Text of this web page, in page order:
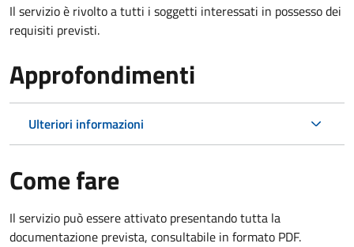
Il servizio è rivolto a tutti i soggetti interessati in possesso dei
requisiti previsti.
Approfondimenti
Ulteriori informazioni
Come fare
Il servizio può essere attivato presentando tutta la
documentazione prevista, consultabile in formato PDF.